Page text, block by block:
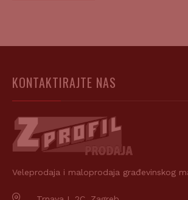
KONTAKTIRAJTE NAS
Veleprodaja i maloprodaja građevinskog